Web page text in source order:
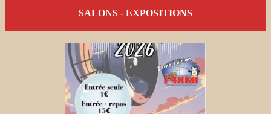
SALONS - EXPOSITIONS